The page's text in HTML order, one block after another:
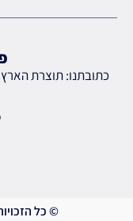
© כל